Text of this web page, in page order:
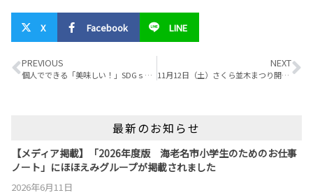
X Facebook LINE
PREVIOUS
個人でできる「美味しい！」SDGｓとは？
NEXT
11月12日（土）さくら並木まつり開催します(∩´∀｀)∩
最新のお知らせ
【メディア掲載】「2026年度版 海老名市小学生のためのお仕事
ノート」にほほえみグループが掲載されました
2026年6月11日